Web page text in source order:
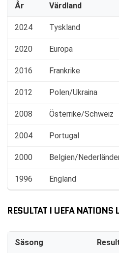
År Värdland
2024 Tyskland
2020 Europa
2016 Frankrike
2012 Polen/Ukraina
2008 Österrike/Schweiz
2004 Portugal
2000 Belgien/
1996 England
RESULTAT I UEFA NATIONS
Säsong